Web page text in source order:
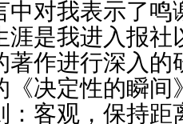
中对我表示了
涯是我进入报
著作进行深入
《决定性的瞬
：客观，保持